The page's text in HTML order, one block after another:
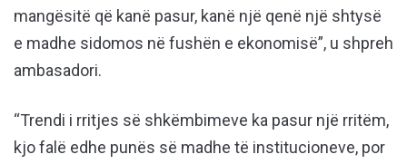
mangësitë që kanë pasur, kanë një qenë një shtysë
e madhe sidomos në fushën e ekonomisë”, u shpreh
ambasadori.
“Trendi i rritjes së shkëmbimeve ka pasur një rritëm,
kjo falë edhe punës së madhe të institucioneve, por